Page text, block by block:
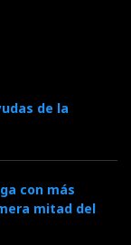
de la
con más
mitad del